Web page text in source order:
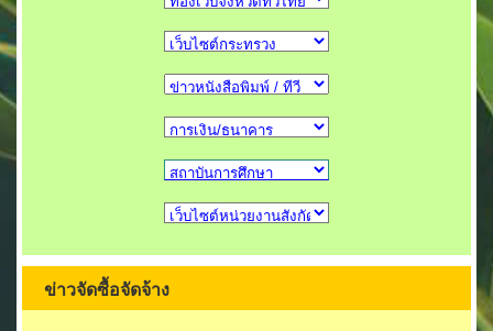
ข่าวจัดซื้อจัดจ้าง